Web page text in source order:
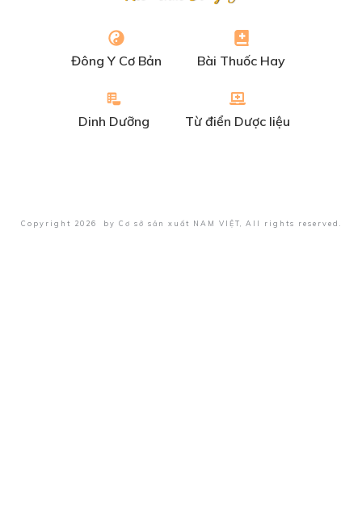
Đông Y Cơ Bản Bài Thuốc Hay
Dinh Dưỡng Từ điển Dược liệu
Copyright 2026 by Cơ sở sản xuất NAM VIỆT , All rights reserved.